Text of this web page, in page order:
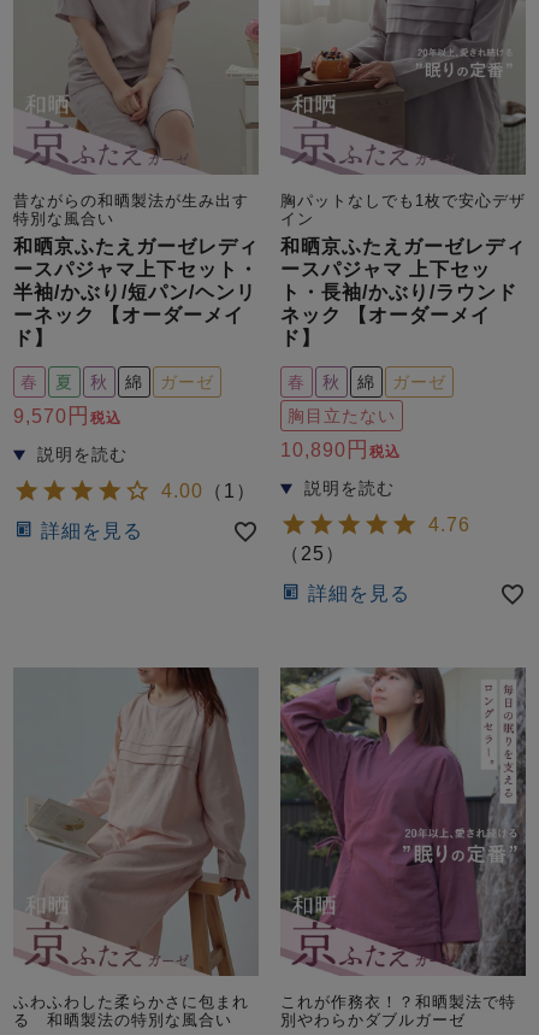
昔ながらの和晒製法が生み出す
特別な風合い
和晒京ふたえガーゼレディ
ースパジャマ上下セット・
半袖/かぶり/短パン/ヘンリ
ーネック 【オーダーメイ
ド】
春 夏 秋 綿 ガーゼ
9,570 税込
4.00 （ 1 ）
詳細を見る
胸パットなしでも1枚で安心デザ
イン
和晒京ふたえガーゼレディ
ースパジャマ 上下セッ
ト・長袖/かぶり/ラウンド
ネック 【オーダーメイ
ド】
春 秋 綿
ガーゼ
胸目立たない
10,890 税込
4.76
（ 25 ）
詳細を見る
ふわふわした柔らかさに包まれ
る 和晒製法の特別な風合い
これが作務衣！？和晒製法で特
別やわらかダブルガーゼ